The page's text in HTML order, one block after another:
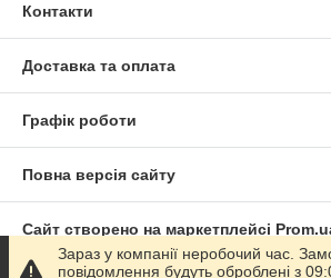
Контакти
Доставка та оплата
Графік роботи
Повна версія сайту
Сайт створено на маркетплейсі
Зараз у компанії неробочий час.
повідомлення будуть оброблені з